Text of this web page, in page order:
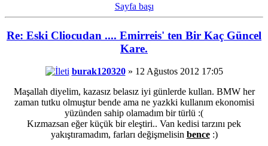
Sayfa başı
Re: Eski Cliocudan .... Emirreis' ten Bir Kaç Güncel
Kare.
burak120320» 12 Ağustos 2012 17:05
Maşallah diyelim, kazasız belasız iyi günlerde kullan. BMW her
zaman tutku olmuştur bende ama ne yazkki kullanım ekonomisi
yüzünden sahip olamadım bir türlü :(
Kızmazsan eğer küçük bir eleştiri.. Van kedisi tarzını pek
yakıştıramadım, farları değişmelisin bence:)